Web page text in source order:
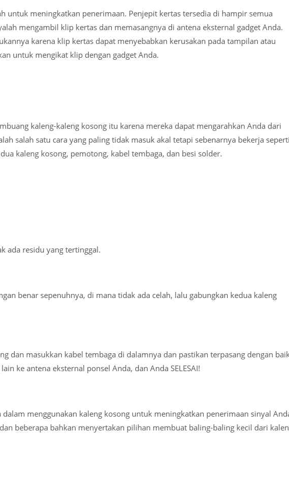
untuk meningkatkan penerimaan. Penjepit kertas tersedia di hampir semua
mengambil klip kertas dan memasangnya di antena eksternal gadget Anda.
karena klip kertas dapat menyebabkan kerusakan pada tampilan atau
untuk mengikat klip dengan gadget Anda.
kaleng-kaleng kosong itu karena mereka dapat mengarahkan Anda dari
salah satu cara yang paling tidak masuk akal tetapi sebenarnya bekerja
kaleng kosong, pemotong, kabel tembaga, dan besi solder.
ada residu yang tertinggal.
benar sepenuhnya, di mana tidak ada celah, lalu gabungkan kedua kaleng
dan masukkan kabel tembaga di dalamnya dan pastikan terpasang dengan
ke antena eksternal ponsel Anda, dan Anda SELESAI!
menggunakan kaleng kosong untuk meningkatkan penerimaan sinyal
beberapa bahkan menyertakan pilihan membuat baling-baling kecil dari